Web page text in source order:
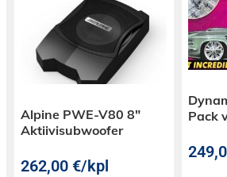
Nosta äänikokemuksesi
DD Audio SS2000:n avulla –
tarkan suorituskyvyn
äänimatkallesi.
Alpine PWE-V80 8″
Aktiivisubwoofer
262,00€/kpl
Pack